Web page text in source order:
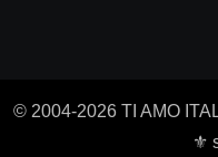
© 2004-2026 TI AMO
⚜